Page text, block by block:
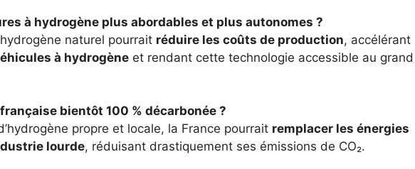
à hydrogène plus abordables et plus autonomes ?
naturel pourrait réduire les coûts de production, accélérant
à hydrogène et rendant cette technologie accessible au grand
bientôt 100 % décarbonée ?
propre et locale, la France pourrait remplacer les énergies
lourde, réduisant drastiquement ses émissions de CO₂.